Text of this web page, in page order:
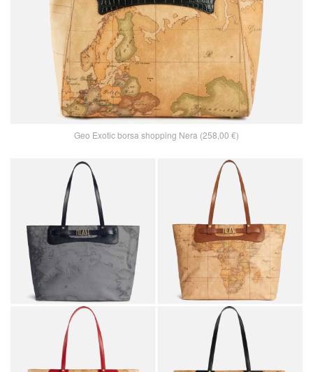
Geo Exotic borsa shopping Nera (258,00 €)